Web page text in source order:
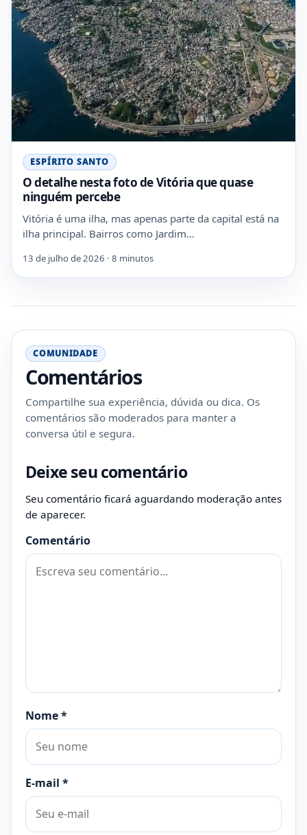
ESPÍRITO SANTO
O detalhe nesta foto de Vitória que quase
ninguém percebe
Vitória é uma ilha, mas apenas parte da capital está na
ilha principal. Bairros como Jardim…
13 de julho de 2026 · 8 minutos
COMUNIDADE
Comentários
Compartilhe sua experiência, dúvida ou dica. Os
comentários são moderados para manter a
conversa útil e segura.
Deixe seu comentário
Seu comentário ficará aguardando moderação antes
de aparecer.
Comentário
Nome*
E-mail *